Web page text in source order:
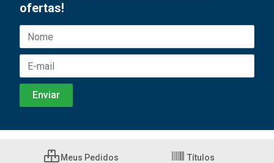
ofertas!
Meus Pedidos Títulos